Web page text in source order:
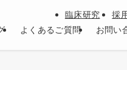
よくあるご質問 お問い
臨床研究 採